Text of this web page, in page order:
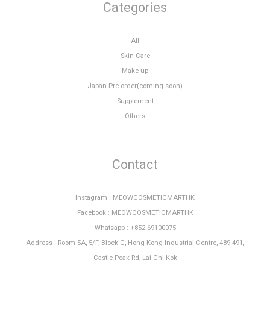
Categories
All
Skin Care
Make-up
Japan Pre-order(coming soon)
Supplement
Others
Contact
Instagram : MEOWCOSMETICMARTHK
Facebook : MEOWCOSMETICMARTHK
Whatsapp : +852 69100075
Address : Room 5A, 5/F, Block C, Hong Kong Industrial Centre, 489-491,
Castle Peak Rd, Lai Chi Kok